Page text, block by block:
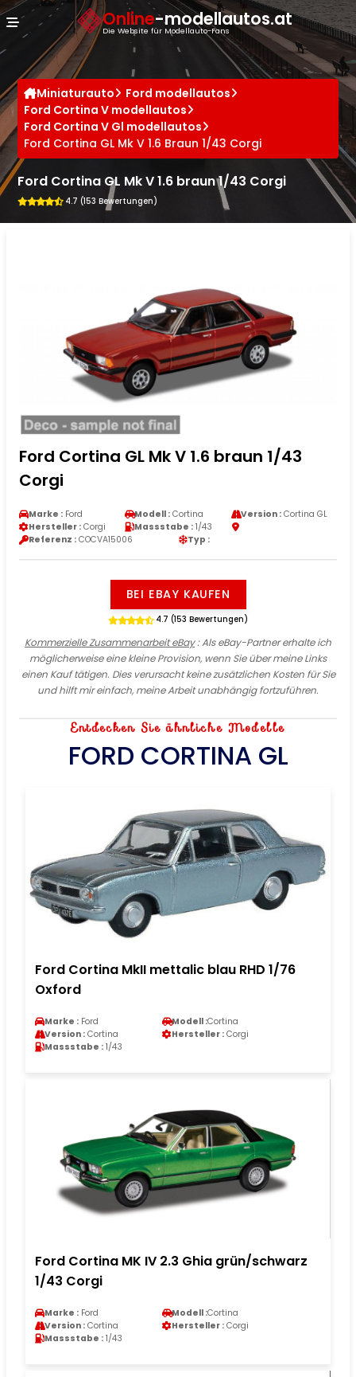
Online-modellautos.at
Die Website für Modellauto-Fans
Miniaturauto
Ford modellautos
Ford Cortina V modellautos
Ford Cortina V Gl modellautos
Ford Cortina GL Mk V 1.6 Braun 1/43 Corgi
Ford Cortina GL Mk V 1.6 braun 1/43 Corgi
4.7 (153 Bewertungen)
Ford Cortina GL Mk V 1.6 braun 1/43
Corgi
Marke : Ford Modell : Cortina Version :Cortina GL
Hersteller : Corgi Massstabe : 1/43
Referenz : COCVA15006 Typ :
BEI EBAY KAUFEN
4.7 (153 Bewertungen)
Kommerzielle Zusammenarbeit eBay: Als eBay-Partner erhalte ich
möglicherweise eine kleine Provision, wenn Sie über meine Links
einen Kauf tätigen. Dies verursacht keine zusätzlichen Kosten für Sie
und hilft mir einfach, meine Arbeit unabhängig fortzuführen.
Entdecken Sie ähnliche Modelle
FORD CORTINA GL
Ford Cortina MkII mettalic blau RHD 1/76
Oxford
Marke : Ford Modell :Cortina
Version : Cortina Hersteller : Corgi
Massstabe : 1/43
Ford Cortina MK IV 2.3 Ghia grün/schwarz
1/43 Corgi
Marke : Ford Modell :Cortina
Version : Cortina Hersteller : Corgi
Massstabe : 1/43
Cookie-Einstellungen